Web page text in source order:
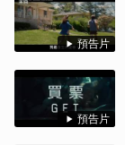
預告片
預告片